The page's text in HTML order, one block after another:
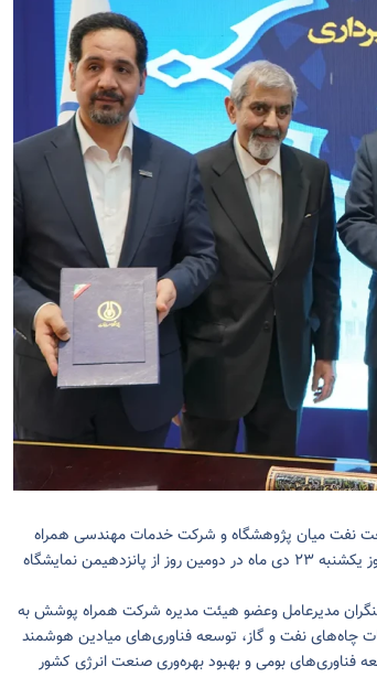
نفت میان پژوهشگاه و شرکت خدمات مهندسی همراه
پوشش با هدف توسعه فناوری‌های نوآورانه و تحقق تحول دیجیتال در صنعت نفت و گاز، روز یکشنبه ۲۳ دی ماه در دومین روز از پانزدهیمن نمایشگاه
مدیرعامل و‌عضو هیئت مدیره شرکت همراه پوشش به
چاه‌های نفت و گاز، توسعه فناوری‌های میادین هوشمند
فناوری‌های بومی و بهبود بهره‌وری صنعت انرژی کشور